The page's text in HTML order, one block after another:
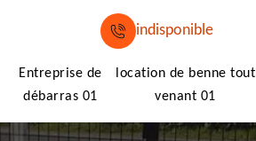
indisponible
Entreprise de
débarras 01
location de benne tout
venant 01